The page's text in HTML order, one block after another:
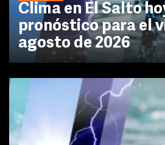
Clima en El Salto
pronóstico para el
agosto de 2026